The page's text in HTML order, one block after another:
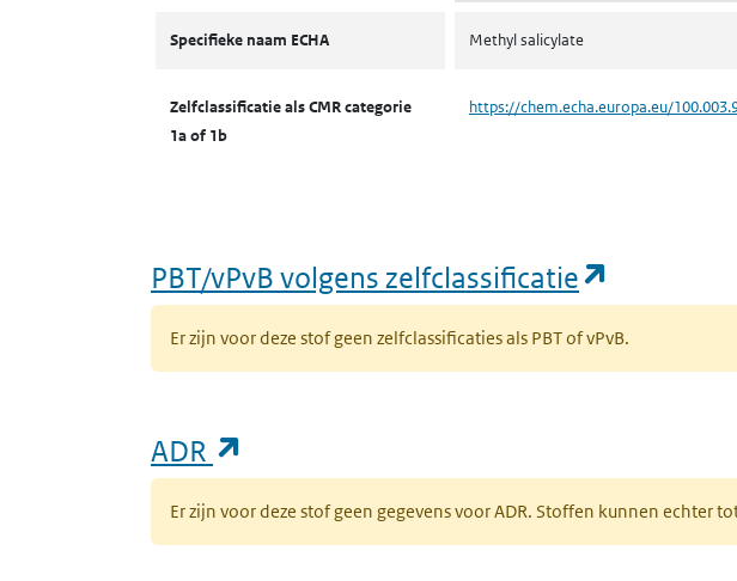
Specifieke naam ECHA Methyl salicylate
Zelfclassificatie als CMR categorie
1a of 1b
https://chem.echa.europa.eu/
PBT/vPvB volgens zelfclassificatie
Er zijn voor deze stof geen zelfclassificaties als PBT of vPvB.
ADR
Er zijn voor deze stof geen gegevens voor ADR. Stoffen kunnen echter